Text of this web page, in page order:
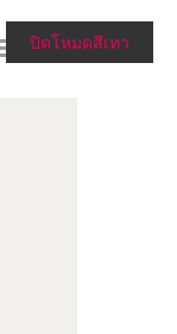
ปิดโหมดสีเทา